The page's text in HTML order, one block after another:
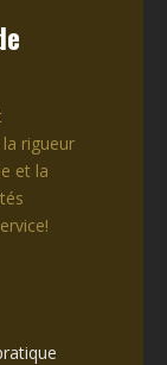
rigueur
et la